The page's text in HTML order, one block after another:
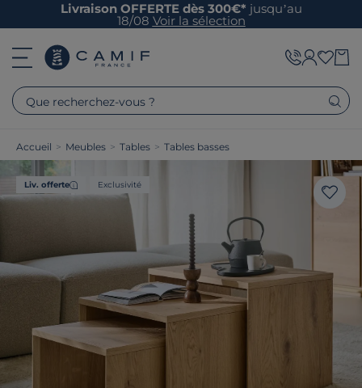
Livraison OFFERTE dès 300€* jusqu’au
18/08 Voir la sélection
Que recherchez-vous ?
Accueil > Meubles > Tables > Tables basses
Liv. offerte Exclusivité